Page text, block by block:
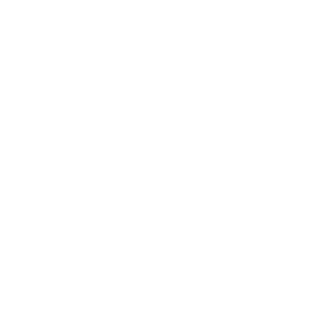
dan fitur-fitur dari UAG Dot Series
RESMI (Langsung tukar baru apabila cacat or rusak)*T&C
drop militer yang luar biasa yang Anda percayai
layar pelindung yang ditingkatkan mengelilingi untuk
pengisi daya nirkabel atau aksesori magnetik
kemungkinan tetesan yang tidak disengaja.
nirkabel dan aksesori magnetik yang kompatibel dengan
benturan untuk perlindungan yang andal.
untuk menambah penyerapan dampak. Pegangan
penurunan hingga 15 kaki (4,6 meter), memastikan
dilakukan penukaran ganti baru. No Question
aktif, membuktikan superioritasnya dengan desain dan